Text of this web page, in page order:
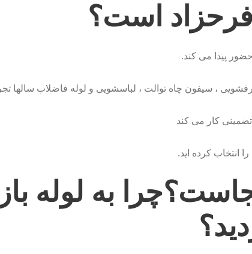
فرحزاد است؟
پیدا می کند.
، سیفون چاه توالت ، لباسشویی و لوله فاضلاب سالها
کار می کند
انتخاب کرده اید.
به لوله